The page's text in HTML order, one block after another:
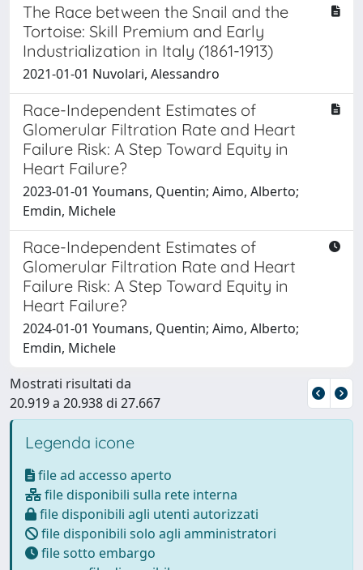
The Race between the Snail and the
Tortoise: Skill Premium and Early
Industrialization in Italy (1861-1913)
2021-01-01 Nuvolari, Alessandro
Race-Independent Estimates of
Glomerular Filtration Rate and Heart
Failure Risk: A Step Toward Equity in
Heart Failure?
2023-01-01 Youmans, Quentin; Aimo, Alberto;
Emdin, Michele
Race-Independent Estimates of
Glomerular Filtration Rate and Heart
Failure Risk: A Step Toward Equity in
Heart Failure?
2024-01-01 Youmans, Quentin; Aimo, Alberto;
Emdin, Michele
Mostrati risultati da
20.919 a 20.938 di 27.667
Legenda icone
file ad accesso aperto
file disponibili sulla rete interna
file disponibili agli utenti autorizzati
file disponibili solo agli amministratori
file sotto embargo